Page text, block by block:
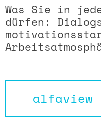
Was Sie in
dürfen:
alfaview